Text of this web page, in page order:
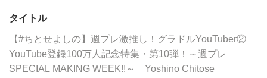
タイトル
【#ちとせよしの】週プレ激推し！グラドルYouTuber②
YouTube登録100万人記念特集・第10弾！～週プレ
SPECIAL MAKING WEEK!!～ Yoshino Chitose